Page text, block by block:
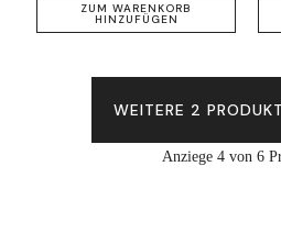
ZUM WARENKORB
HINZUFÜGEN
WEITERE 2
Anziege 4 von 6